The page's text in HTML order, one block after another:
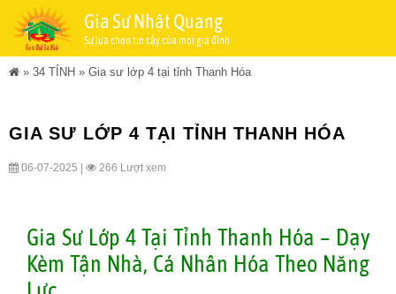
Gia Sư Nhật Quang
Sự lựa chọn tin cậy của mọi gia đình
» 34 TỈNH » Gia sư lớp 4 tại tỉnh Thanh Hóa
GIA SƯ LỚP 4 TẠI TỈNH THANH HÓA
06-07-2025 | 266 Lượt xem
Gia Sư Lớp 4 Tại Tỉnh Thanh Hóa – Dạy
Kèm Tận Nhà, Cá Nhân Hóa Theo Năng